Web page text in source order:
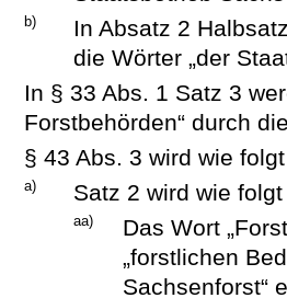
b)
In Absatz 2
die Wörter „der
In § 33 Abs. 1 Satz 3
Forstbehörden“ durch
§ 43 Abs. 3 wird wie
a) Satz 2 wird wie
aa)
Das Wort
„forstlichen
Sachsenforst“